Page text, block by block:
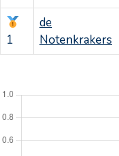
1
de
Notenkrakers